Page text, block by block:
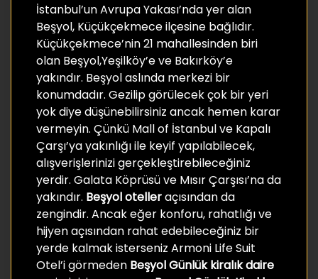
İstanbul’un Avrupa Yakası’nda yer alan
Beşyol, Küçükçekmece ilçesine bağlıdır.
Küçükçekmece’nin 21 mahallesinden biri
olan Beşyol,Yeşilköy’e ve Bakırköy’e
yakındır. Beşyol aslında merkezi bir
konumdadır. Gezilip görülecek çok bir yeri
yok diye düşünebilirsiniz ancak hemen karar
vermeyin. Çünkü Mall of İstanbul ve Kapalı
Çarşı’ya yakınlığı ile keyif yapılabilecek,
alışverişlerinizi gerçekleştirebileceğiniz
yerdir. Galata Köprüsü ve Mısır Çarşısı’na da
yakındır. Beşyol otelleraçısından da
zengindir. Ancak eğer konforu, rahatlığı ve
hijyen açısından rahat edebileceğiniz bir
yerde kalmak isterseniz Armoni Life Suit
Otel’i görmeden Beşyol Günlük kiralık daire